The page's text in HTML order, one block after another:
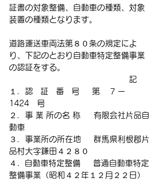
証書の対象整備、自動車の種類、対象
装置の種類となります。
道路運送車両法第８０条の規定によ
り、下記のとおり自動車特定整備事業
の認証をする。
記
１．認   証   番   号     第    7 ー
1424　号
２．事 業 所の名 称  　有限会社片品自
動車
３．事業所の所在地     群馬県利根郡片
品村大字鎌田４２８０
４.  自動車特定整備     普通自動車特定
整備事業（昭和４２年１２月２２日）